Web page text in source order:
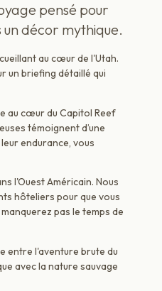
pensé pour
décor mythique.
au cœur de l'Utah.
un briefing détaillé qui
au cœur du Capitol Reef
témoignent d’une
endurance, vous
l'Ouest Américain. Nous
hôteliers pour que vous
pas le temps de
entre l'aventure brute du
avec la nature sauvage